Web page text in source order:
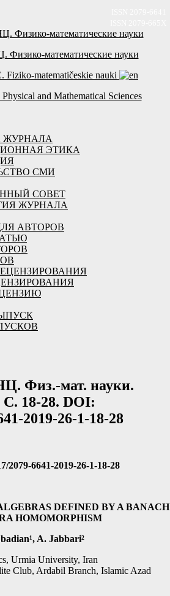
математические науки
matematičeskie nauki
and Mathematical Sciences
ЖУРНАЛА
ЭТИКА
СМИ
СОВЕТ
ЖУРНАЛА
АВТОРОВ
Физ.-мат. науки.
18-28. DOI:
2019-26-1-18-28
2079-6641-2019-26-1-18-28
DEFINED BY A BANACH
HOMOMORPHISM
A. Jabbari²
Urmia University, Iran
Club, Ardabil Branch, Islamic Azad